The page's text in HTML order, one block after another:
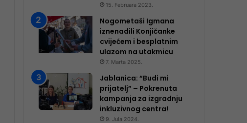
15. Februara 2023.
Nogometaši Igmana
iznenadili Konjičanke
cvijećem i besplatnim
ulazom na utakmicu
7. Marta 2025.
Jablanica: “Budi mi
prijatelj” – Pokrenuta
kampanja za izgradnju
inkluzivnog centra!
9. Jula 2024.